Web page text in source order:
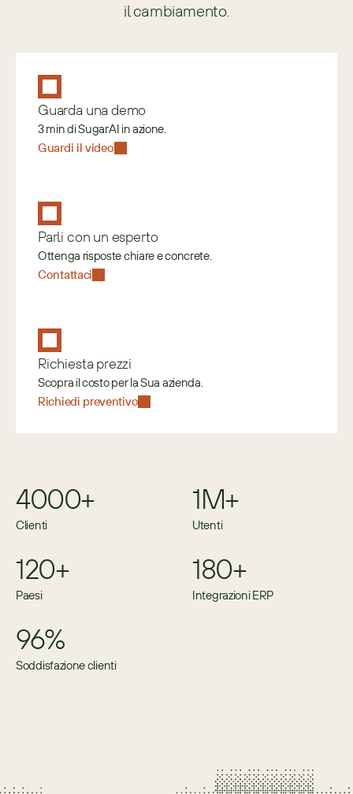
il cambiamento.
Guarda una demo
3 min di SugarAI in azione.
Guardi il video
Parli con un esperto
Ottenga risposte chiare e concrete.
Contattaci
Richiesta prezzi
Scopra il costo per la Sua azienda.
Richiedi preventivo
4000+
Clienti
1M+
Utenti
120+
Paesi
180+
Integrazioni ERP
96%
Soddisfazione clienti